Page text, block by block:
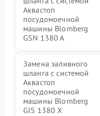
Аквастоп
посудомоечной
машины Blomberg
GSN 1380 A
Замена заливного
шланга с системой
Аквастоп
посудомоечной
машины Blomberg
GIS 1380 X